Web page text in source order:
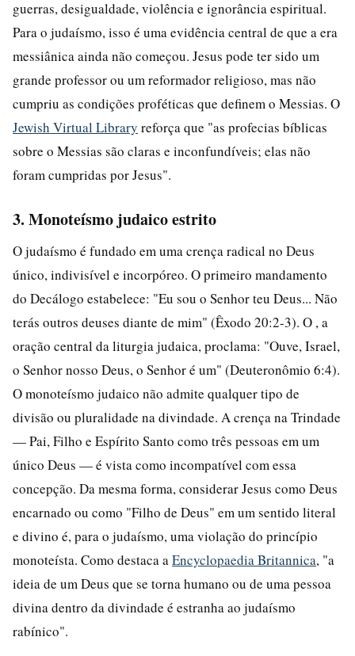
guerras, desigualdade, violência e ignorância espiritual.
Para o judaísmo, isso é uma evidência central de que a era
messiânica ainda não começou. Jesus pode ter sido um
grande professor ou um reformador religioso, mas não
cumpriu as condições proféticas que definem o Messias. O
Jewish Virtual Library reforça que "as profecias bíblicas
sobre o Messias são claras e inconfundíveis; elas não
foram cumpridas por Jesus".
3. Monoteísmo judaico estrito
O judaísmo é fundado em uma crença radical no Deus
único, indivisível e incorpóreo. O primeiro mandamento
do Decálogo estabelece: "Eu sou o Senhor teu Deus... Não
terás outros deuses diante de mim" (Êxodo 20:2-3). O , a
oração central da liturgia judaica, proclama: "Ouve, Israel,
o Senhor nosso Deus, o Senhor é um" (Deuteronômio 6:4).
O monoteísmo judaico não admite qualquer tipo de
divisão ou pluralidade na divindade. A crença na Trindade
— Pai, Filho e Espírito Santo como três pessoas em um
único Deus — é vista como incompatível com essa
concepção. Da mesma forma, considerar Jesus como Deus
encarnado ou como "Filho de Deus" em um sentido literal
e divino é, para o judaísmo, uma violação do princípio
monoteísta. Como destaca a Encyclopaedia Britannica, "a
ideia de um Deus que se torna humano ou de uma pessoa
divina dentro da divindade é estranha ao judaísmo
rabínico".